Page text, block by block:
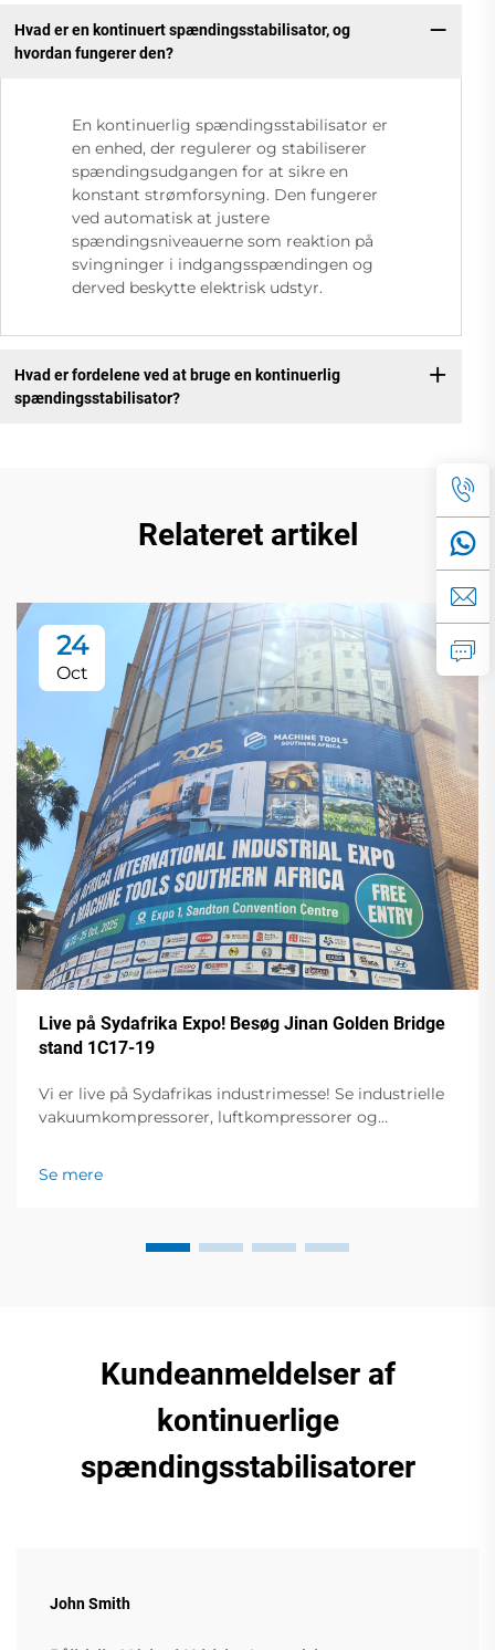
Hvad er en kontinuert spændingsstabilisator, og
hvordan fungerer den?
En kontinuerlig spændingsstabilisator er
en enhed, der regulerer og stabiliserer
spændingsudgangen for at sikre en
konstant strømforsyning. Den fungerer
ved automatisk at justere
spændingsniveauerne som reaktion på
svingninger i indgangsspændingen og
derved beskytte elektrisk udstyr.
Hvad er fordelene ved at bruge en kontinuerlig
spændingsstabilisator?
Relateret artikel
24
Oct
Live på Sydafrika Expo! Besøg Jinan Golden Bridge
stand 1C17-19
Vi er live på Sydafrikas industrimesse! Se industrielle
vakuumkompressorer, luftkompressorer og
Se mere
Kundeanmeldelser af
kontinuerlige
spændingsstabilisatorer
John Smith